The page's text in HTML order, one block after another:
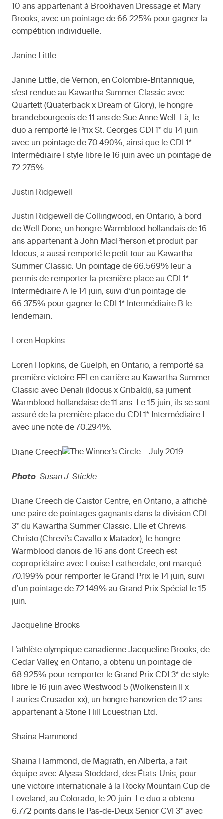
10 ans appartenant à Brookhaven Dressage et Mary
Brooks, avec un pointage de 66.225% pour gagner la
compétition individuelle.
Janine Little
Janine Little, de Vernon, en Colombie-Britannique,
s’est rendue au Kawartha Summer Classic avec
Quartett (Quaterback x Dream of Glory), le hongre
brandebourgeois de 11 ans de Sue Anne Well. Là, le
duo a remporté le Prix St. Georges CDI 1* du 14 juin
avec un pointage de 70.490%, ainsi que le CDI 1*
Intermédiaire I style libre le 16 juin avec un pointage de
72.275%.
Justin Ridgewell
Justin Ridgewell de Collingwood, en Ontario, à bord
de Well Done, un hongre Warmblood hollandais de 16
ans appartenant à John MacPherson et produit par
Idocus, a aussi remporté le petit tour au Kawartha
Summer Classic. Un pointage de 66.569% leur a
permis de remporter la première place au CDI 1*
Intermédiaire A le 14 juin, suivi d’un pointage de
66.375% pour gagner le CDI 1* Intermédiaire B le
lendemain.
Loren Hopkins
Loren Hopkins, de Guelph, en Ontario, a remporté sa
première victoire FEI en carrière au Kawartha Summer
Classic avec Denali (Idocus x Gribaldi), sa jument
Warmblood hollandaise de 11 ans. Le 15 juin, ils se sont
assuré de la première place du CDI 1* Intermédiaire I
avec une note de 70.294%.
Diane Creech
Photo: Susan J. Stickle
Diane Creech de Caistor Centre, en Ontario, a affiché
une paire de pointages gagnants dans la division CDI
3* du Kawartha Summer Classic. Elle et Chrevis
Christo (Chrevi’s Cavallo x Matador), le hongre
Warmblood danois de 16 ans dont Creech est
copropriétaire avec Louise Leatherdale, ont marqué
70.199% pour remporter le Grand Prix le 14 juin, suivi
d’un pointage de 72.149% au Grand Prix Spécial le 15
juin.
Jacqueline Brooks
L’athlète olympique canadienne Jacqueline Brooks, de
Cedar Valley, en Ontario, a obtenu un pointage de
68.925% pour remporter le Grand Prix CDI 3* de style
libre le 16 juin avec Westwood 5 (Wolkenstein II x
Lauries Crusador xx), un hongre hanovrien de 12 ans
appartenant à Stone Hill Equestrian Ltd.
Shaina Hammond
Shaina Hammond, de Magrath, en Alberta, a fait
équipe avec Alyssa Stoddard, des États-Unis, pour
une victoire internationale à la Rocky Mountain Cup de
Loveland, au Colorado, le 20 juin. Le duo a obtenu
6.772 points dans le Pas-de-Deux Senior CVI 3* avec